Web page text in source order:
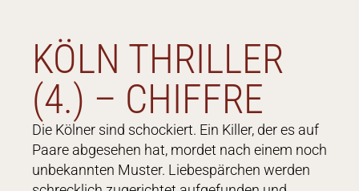
KÖLN THRILLER
(4.) – CHIFFRE
Die Kölner sind schockiert. Ein Killer, der es auf
Paare abgesehen hat, mordet nach einem noch
unbekannten Muster. Liebespärchen werden